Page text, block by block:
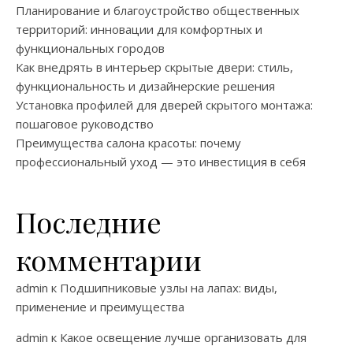
Планирование и благоустройство общественных
территорий: инновации для комфортных и
функциональных городов
Как внедрять в интерьер скрытые двери: стиль,
функциональность и дизайнерские решения
Установка профилей для дверей скрытого монтажа:
пошаговое руководство
Преимущества салона красоты: почему
профессиональный уход — это инвестиция в себя
Последние
комментарии
admin к Подшипниковые узлы на лапах: виды,
применение и преимущества
admin к Какое освещение лучше организовать для